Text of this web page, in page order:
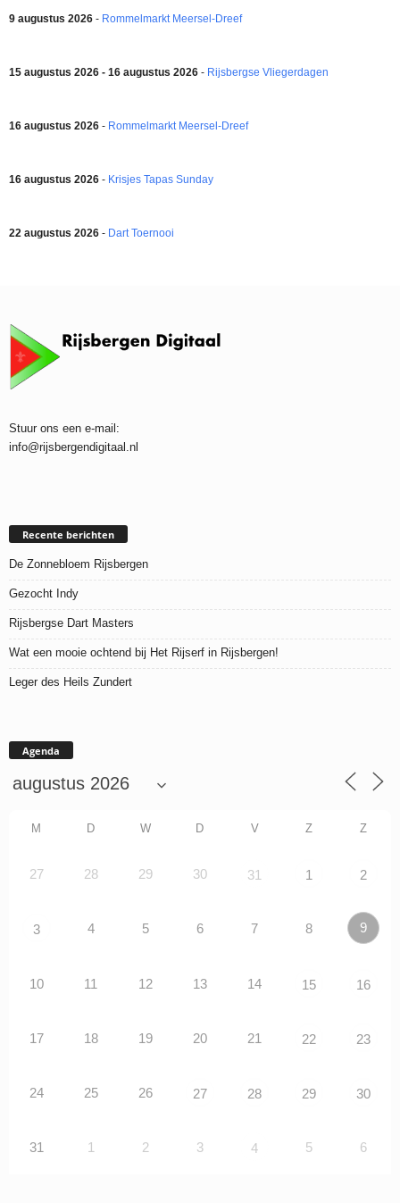
9 augustus 2026 - Rommelmarkt Meersel-Dreef
15 augustus 2026 - 16 augustus 2026 - Rijsbergse Vliegerdagen
16 augustus 2026 - Rommelmarkt Meersel-Dreef
16 augustus 2026 - Krisjes Tapas Sunday
22 augustus 2026 - Dart Toernooi
Stuur ons een e-mail:
info@rijsbergendigitaal.nl
Recente berichten
De Zonnebloem Rijsbergen
Gezocht Indy
Rijsbergse Dart Masters
Wat een mooie ochtend bij Het Rijserf in Rijsbergen!
Leger des Heils Zundert
Agenda
M D W D V Z Z
27 28 29 30 31 1 2
3 4 5 6 7 8 9
10 11 12 13 14 15 16
17 18 19 20 21 22 23
24 25 26 27 28 29 30
31 1 2 3 4 5 6